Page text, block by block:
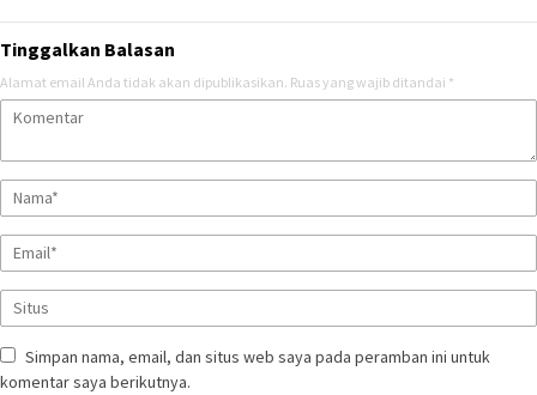
Tinggalkan Balasan
Alamat email Anda tidak akan dipublikasikan. Ruas yang wajib ditandai *
Simpan nama, email, dan situs web saya pada peramban ini untuk
komentar saya berikutnya.